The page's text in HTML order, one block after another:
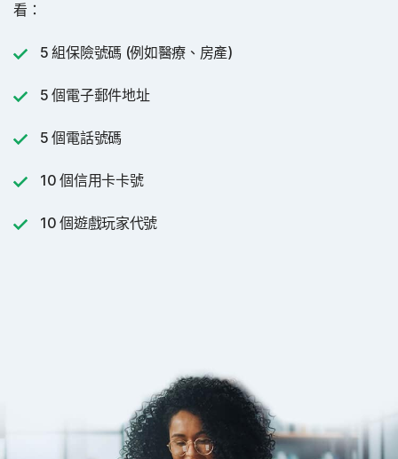
看：
5 組保險號碼 (例如醫療、房產)
5 個電子郵件地址
5 個電話號碼
10 個信用卡卡號
10 個遊戲玩家代號